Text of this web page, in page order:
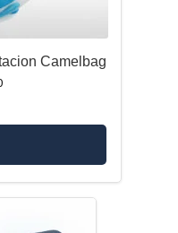
Camelbag